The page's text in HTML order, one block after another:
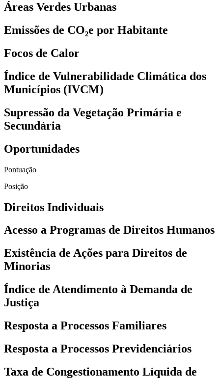
Áreas Verdes Urbanas
Emissões de CO₂e por Habitante
Focos de Calor
Índice de Vulnerabilidade Climática dos
Municípios (IVCM)
Supressão da Vegetação Primária e
Secundária
Oportunidades
Pontuação
Posição
Direitos Individuais
Acesso a Programas de Direitos Humanos
Existência de Ações para Direitos de
Minorias
Índice de Atendimento à Demanda de
Justiça
Resposta a Processos Familiares
Resposta a Processos Previdenciários
Taxa de Congestionamento Líquida de